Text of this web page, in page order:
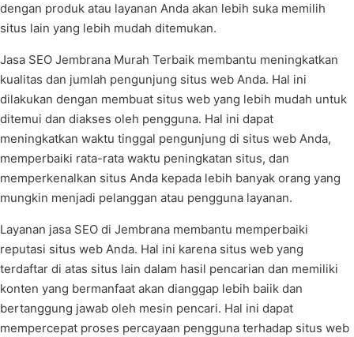
dengan produk atau layanan Anda akan lebih suka memilih
situs lain yang lebih mudah ditemukan.
Jasa SEO Jembrana Murah Terbaik membantu meningkatkan
kualitas dan jumlah pengunjung situs web Anda. Hal ini
dilakukan dengan membuat situs web yang lebih mudah untuk
ditemui dan diakses oleh pengguna. Hal ini dapat
meningkatkan waktu tinggal pengunjung di situs web Anda,
memperbaiki rata-rata waktu peningkatan situs, dan
memperkenalkan situs Anda kepada lebih banyak orang yang
mungkin menjadi pelanggan atau pengguna layanan.
Layanan jasa SEO di Jembrana membantu memperbaiki
reputasi situs web Anda. Hal ini karena situs web yang
terdaftar di atas situs lain dalam hasil pencarian dan memiliki
konten yang bermanfaat akan dianggap lebih baiik dan
bertanggung jawab oleh mesin pencari. Hal ini dapat
mempercepat proses percayaan pengguna terhadap situs web